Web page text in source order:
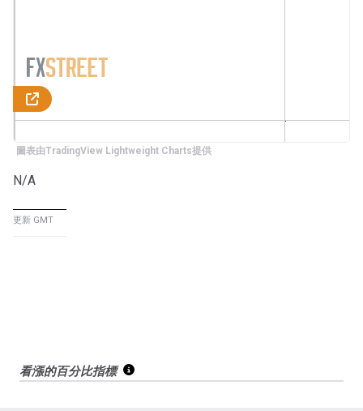
圖表由TradingView Lightweight Charts提供
N/A
更新 GMT
看漲的百分比指標